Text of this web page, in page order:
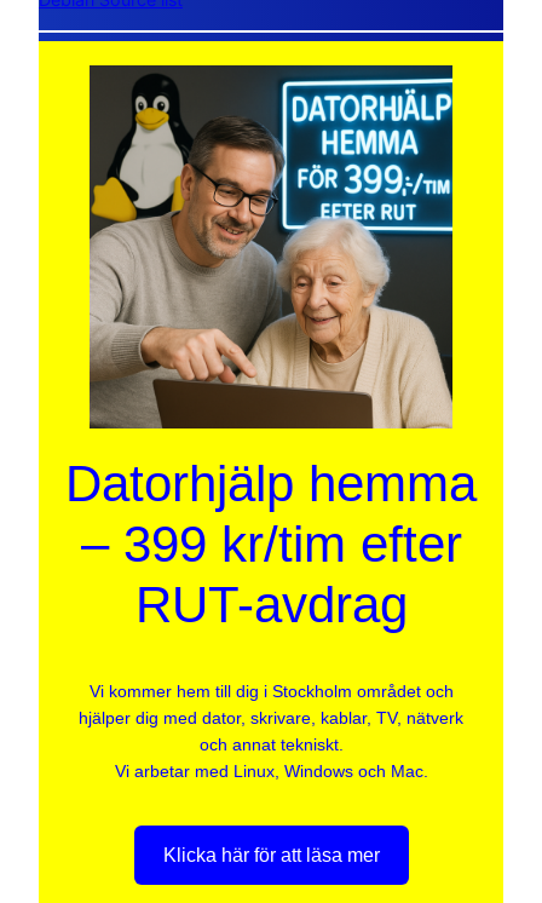
Datorhjälp hemma
– 399 kr/tim efter
RUT-avdrag
Vi kommer hem till dig i Stockholm området och
hjälper dig med dator, skrivare, kablar, TV, nätverk
och annat tekniskt.
Vi arbetar med Linux, Windows och Mac.
Klicka här för att läsa mer